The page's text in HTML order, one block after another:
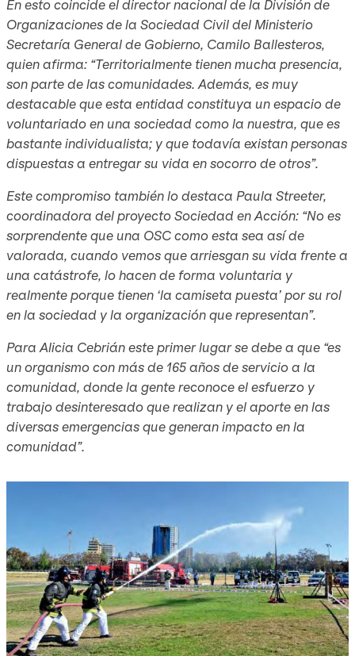
En esto coincide el director nacional de la División de
Organizaciones de la Sociedad Civil del Ministerio
Secretaría General de Gobierno, Camilo Ballesteros,
quien afirma: “Territorialmente tienen mucha presencia,
son parte de las comunidades. Además, es muy
destacable que esta entidad constituya un espacio de
voluntariado en una sociedad como la nuestra, que es
bastante individualista; y que todavía existan personas
dispuestas a entregar su vida en socorro de otros”.
Este compromiso también lo destaca Paula Streeter,
coordinadora del proyecto Sociedad en Acción: “No es
sorprendente que una OSC como esta sea así de
valorada, cuando vemos que arriesgan su vida frente a
una catástrofe, lo hacen de forma voluntaria y
realmente porque tienen ‘la camiseta puesta’ por su rol
en la sociedad y la organización que representan”.
Para Alicia Cebrián este primer lugar se debe a que “es
un organismo con más de 165 años de servicio a la
comunidad, donde la gente reconoce el esfuerzo y
trabajo desinteresado que realizan y el aporte en las
diversas emergencias que generan impacto en la
comunidad”.